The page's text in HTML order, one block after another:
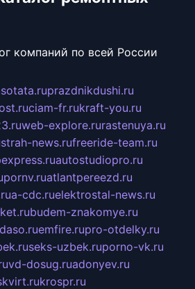
компаний по всей России
prazdnikdushi.ru
ciam-fr.rukraft-you.ru
web-explore.rurastenuya.ru
strah-news.rufreeride-team.ru
autostudiopro.ru
pornv.ruatlantpereezd.ru
a-cdc.ruelektrostal-news.ru
budem-znakomye.ru
emfire.rupro-otdelky.ru
seks-uzbek.ruporno-vk.ru
vd-dosug.ruadonyev.ru
krospr.ru